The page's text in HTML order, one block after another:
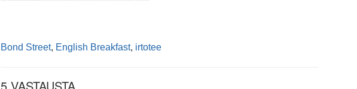
Bond Street, English Breakfast, irtotee